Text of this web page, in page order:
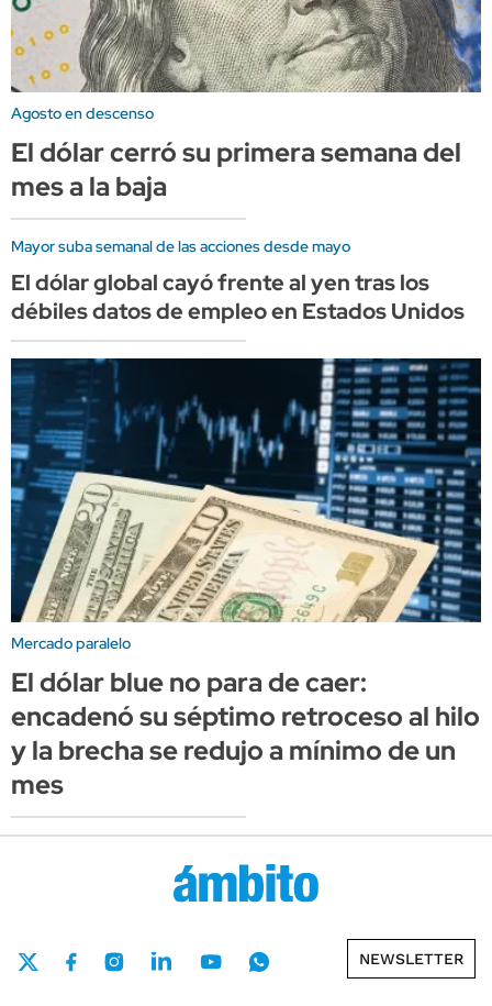
Agosto en descenso
El dólar cerró su primera semana del
mes a la baja
Mayor suba semanal de las acciones desde mayo
El dólar global cayó frente al yen tras los
débiles datos de empleo en Estados Unidos
Mercado paralelo
El dólar blue no para de caer:
encadenó su séptimo retroceso al hilo
y la brecha se redujo a mínimo de un
mes
NEWSLETTER